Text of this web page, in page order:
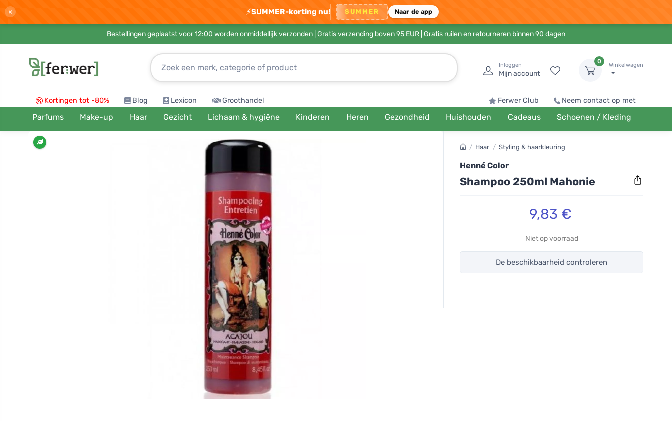
× ⚡SUMMER-korting nu! SUMMER Naar de app
Bestellingen geplaatst voor 12:00 worden onmiddellijk verzonden | Gratis verzending boven 95 EUR| Gratis ruilen en retourneren binnen 90 dagen
Inloggen
Mijn account
0
Winkelwagen
Kortingen tot -80% Blog Lexicon Groothandel Ferwer Club Neem contact op met
Parfums Make-up Haar Gezicht Lichaam & hygiëne Kinderen Heren Gezondheid Huishouden Cadeaus Schoenen / Kleding
/ Haar / Styling & haarkleuring
Henné Color
Shampoo 250ml Mahonie
9,83 €
Niet op voorraad
De beschikbaarheid controleren